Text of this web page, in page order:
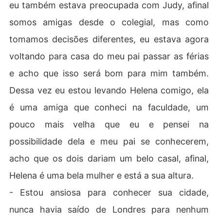
eu também estava preocupada com Judy, afinal
somos amigas desde o colegial, mas como
tomamos decisões diferentes, eu estava agora
voltando para casa do meu pai passar as férias
e acho que isso será bom para mim também.
Dessa vez eu estou levando Helena comigo, ela
é uma amiga que conheci na faculdade, um
pouco mais velha que eu e pensei na
possibilidade dela e meu pai se conhecerem,
acho que os dois dariam um belo casal, afinal,
Helena é uma bela mulher e está a sua altura.
- Estou ansiosa para conhecer sua cidade,
nunca havia saído de Londres para nenhum